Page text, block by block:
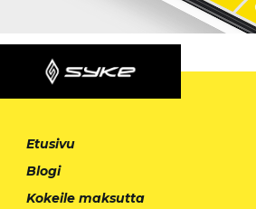
Etusivu
Blogi
Kokeile maksutta